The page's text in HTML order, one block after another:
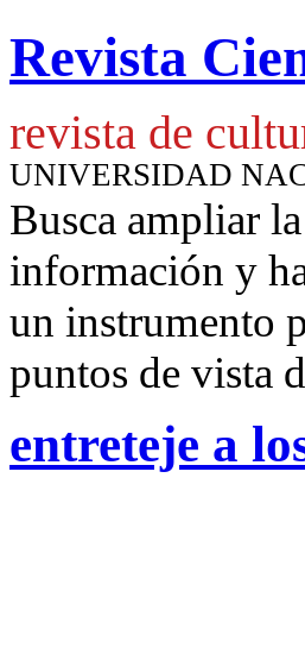
Revista
revista de
UNIVERSIDAD
Busca ampliar
información y
un instrumento
puntos de vista
entreteje a